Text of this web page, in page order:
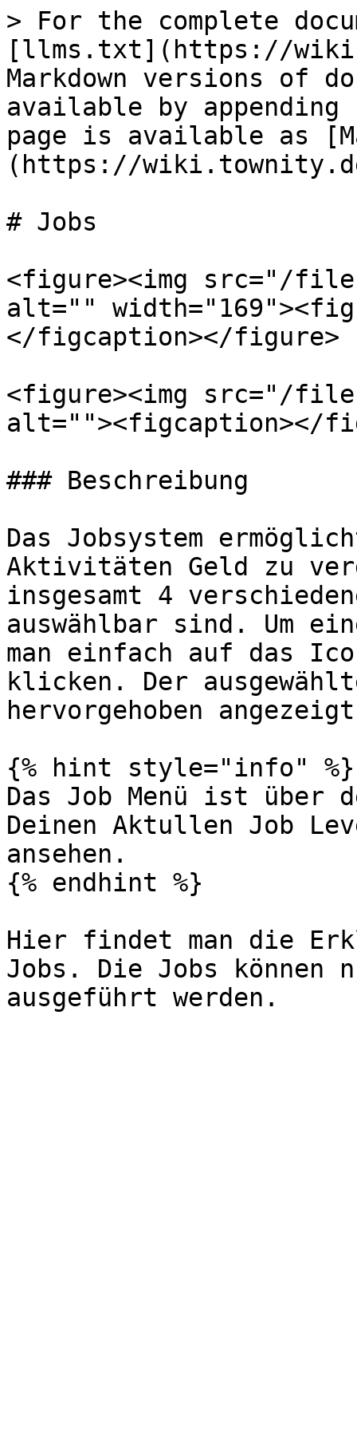
> For the complete
[llms.txt](https://
Markdown versions of
available by
page is available as
(https://
# Jobs
<figure><img src="/files/
alt=""
</figcaption></figure>
<figure><img src="/files/
alt=""><figcaption></
### Beschreibung
Das Jobsystem
Aktivitäten Geld zu
insgesamt 4
auswählbar sind. Um
man einfach auf das
klicken. Der
hervorgehoben
{% hint style="info" %}
Das Job Menü ist über
Deinen Aktullen Job
ansehen.
{% endhint %}
Hier findet man die
Jobs. Die Jobs können